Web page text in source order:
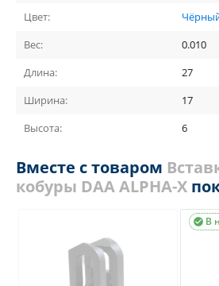
Цвет:
Вес:
0.010
Длина:
27
Ширина:
17
Высота:
6
Вместе с товаром
кобуры DAA ALPHA-X
В
